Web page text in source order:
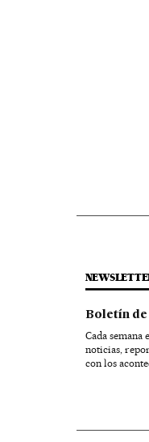
Boletín
Cada semana
noticias,
con los